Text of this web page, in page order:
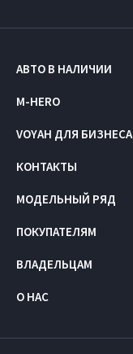
АВТО В НАЛИЧИИ
M-HERO
VOYAH ДЛЯ БИЗНЕСА
КОНТАКТЫ
МОДЕЛЬНЫЙ РЯД
ПОКУПАТЕЛЯМ
ВЛАДЕЛЬЦАМ
О НАС